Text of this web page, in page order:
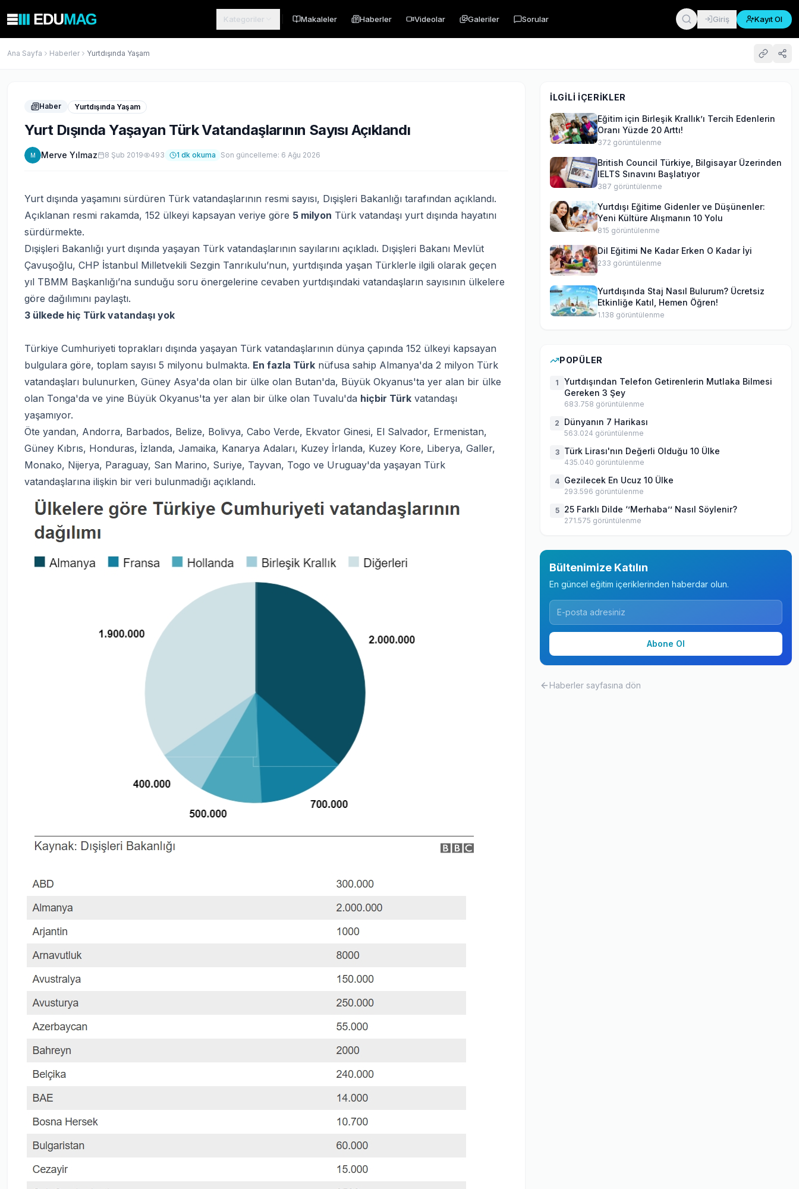
Kategoriler Makaleler Haberler Videolar Galeriler Sorular Giriş Kayıt Ol
Ana Sayfa Haberler Yurtdışında Yaşam
Haber Yurtdışında Yaşam
Yurt Dışında Yaşayan Türk Vatandaşlarının Sayısı Açıklandı
M Merve Yılmaz 8 Şub 2019 493 1 dk okuma Son güncelleme: 6 Ağu 2026
Yurt dışında yaşamını sürdüren Türk vatandaşlarının resmi sayısı, Dışişleri Bakanlığı tarafından açıklandı.
Açıklanan resmi rakamda, 152 ülkeyi kapsayan veriye göre 5 milyon Türk vatandaşı yurt dışında hayatını
sürdürmekte.
Dışişleri Bakanlığı yurt dışında yaşayan Türk vatandaşlarının sayılarını açıkladı. Dışişleri Bakanı Mevlüt
Çavuşoğlu, CHP İstanbul Milletvekili Sezgin Tanrıkulu’nun, yurtdışında yaşan Türklerle ilgili olarak geçen
yıl TBMM Başkanlığı’na sunduğu soru önergelerine cevaben yurtdışındaki vatandaşların sayısının ülkelere
göre dağılımını paylaştı.
3 ülkede hiç Türk vatandaşı yok
Türkiye Cumhuriyeti toprakları dışında yaşayan Türk vatandaşlarının dünya çapında 152 ülkeyi kapsayan
bulgulara göre, toplam sayısı 5 milyonu bulmakta. En fazla Türk nüfusa sahip Almanya'da 2 milyon Türk
vatandaşları bulunurken, Güney Asya'da olan bir ülke olan Butan'da, Büyük Okyanus'ta yer alan bir ülke
olan Tonga'da ve yine Büyük Okyanus'ta yer alan bir ülke olan Tuvalu'da hiçbir Türk vatandaşı
yaşamıyor.
Öte yandan, Andorra, Barbados, Belize, Bolivya, Cabo Verde, Ekvator Ginesi, El Salvador, Ermenistan,
Güney Kıbrıs, Honduras, İzlanda, Jamaika, Kanarya Adaları, Kuzey İrlanda, Kuzey Kore, Liberya, Galler,
Monako, Nijerya, Paraguay, San Marino, Suriye, Tayvan, Togo ve Uruguay'da yaşayan Türk
vatandaşlarına ilişkin bir veri bulunmadığı açıklandı.
İLGILI İÇERIKLER
Eğitim için Birleşik Krallık’ı Tercih Edenlerin
Oranı Yüzde 20 Arttı!
372 görüntülenme
British Council Türkiye, Bilgisayar Üzerinden
IELTS Sınavını Başlatıyor
387 görüntülenme
Yurtdışı Eğitime Gidenler ve Düşünenler:
Yeni Kültüre Alışmanın 10 Yolu
815 görüntülenme
Dil Eğitimi Ne Kadar Erken O Kadar İyi
233 görüntülenme
Yurtdışında Staj Nasıl Bulurum? Ücretsiz
Etkinliğe Katıl, Hemen Öğren!
1.138 görüntülenme
POPÜLER
1
Yurtdışından Telefon Getirenlerin Mutlaka Bilmesi
Gereken 3 Şey
683.758 görüntülenme
2 Dünyanın 7 Harikası
563.024 görüntülenme
3 Türk Lirası'nın Değerli Olduğu 10 Ülke
435.040 görüntülenme
4 Gezilecek En Ucuz 10 Ülke
293.596 görüntülenme
5 25 Farklı Dilde ‘’Merhaba’’ Nasıl Söylenir?
271.575 görüntülenme
Bültenimize Katılın
En güncel eğitim içeriklerinden haberdar olun.
Abone Ol
Haberler sayfasına dön